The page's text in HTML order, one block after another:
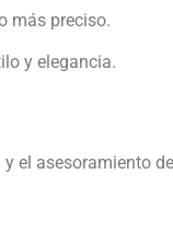
más preciso.
y elegancia.
el asesoramiento